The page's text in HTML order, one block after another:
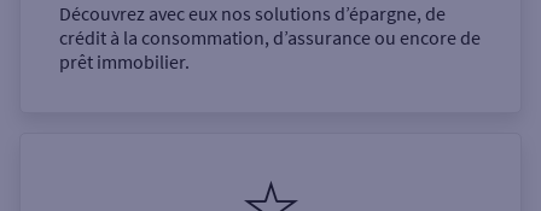
Découvrez avec eux nos solutions d’épargne, de
crédit à la consommation, d’assurance ou encore de
prêt immobilier.